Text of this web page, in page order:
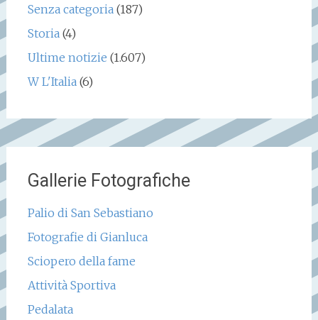
Senza categoria(187)
Storia(4)
Ultime notizie (1.607)
W L'Italia(6)
Gallerie Fotografiche
Palio di San Sebastiano
Fotografie di Gianluca
Sciopero della fame
Attività Sportiva
Pedalata